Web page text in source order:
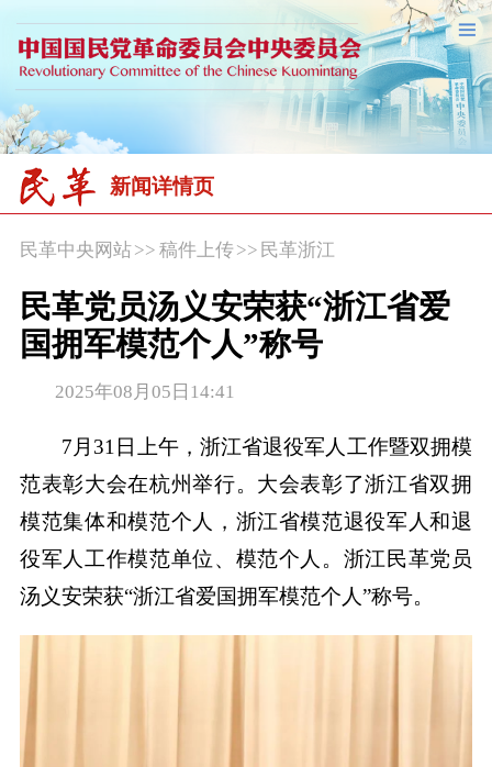
新闻详情页
民革中央网站>> 稿件上传 >> 民革浙江
民革党员汤义安荣获“浙江省爱
国拥军模范个人”称号
2025年08月05日14:41
7月31日上午，浙江省退役军人工作暨双拥模
范表彰大会在杭州举行。大会表彰了浙江省双拥
模范集体和模范个人，浙江省模范退役军人和退
役军人工作模范单位、模范个人。浙江民革党员
汤义安荣获“浙江省爱国拥军模范个人”称号。